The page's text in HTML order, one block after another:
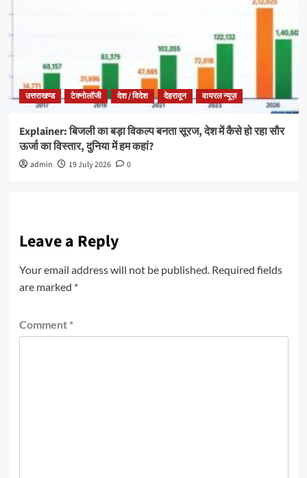
उत्तराखण्ड टेक्नोलॉजी देश / विदेश देहरादून वायरल न्यूज़
Explainer: बिजली का बड़ा विकल्प बनता सूरज, देश में कैसे हो रहा सौर
ऊर्जा का विस्तार, दुनिया में हम कहां?
admin 19 July 2026 0
Leave a Reply
Your email address will not be published. Required fields
are marked *
Comment *